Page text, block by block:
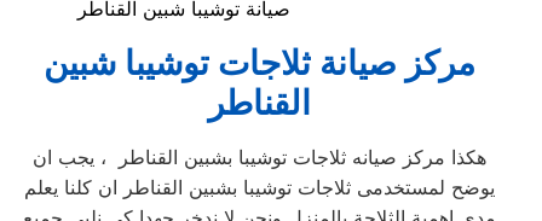
صيانة توشيبا شبين القناطر
مركز صيانة ثلاجات توشيبا شبين
القناطر
هكذا مركز صيانه ثلاجات توشيبا بشبين القناطر ، يجب ان
يوضح لمستخدمى ثلاجات توشيبا بشبين القناطر ان كلنا يعلم